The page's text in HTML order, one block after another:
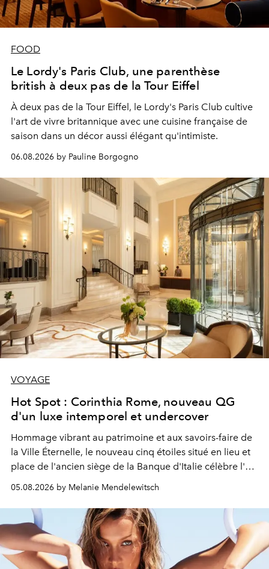
FOOD
Le Lordy's Paris Club, une parenthèse
british à deux pas de la Tour Eiffel
À deux pas de la Tour Eiffel, le Lordy's Paris Club cultive
l'art de vivre britannique avec une cuisine française de
saison dans un décor aussi élégant qu'intimiste.
06.08.2026 by Pauline Borgogno
VOYAGE
Hot Spot : Corinthia Rome, nouveau QG
d'un luxe intemporel et undercover
Hommage vibrant au patrimoine et aux savoirs-faire de
la Ville Éternelle, le nouveau cinq étoiles situé en lieu et
place de l'ancien siège de la Banque d'Italie célèbre l'art
de vivre Romain dans toute son élégance intemporelle.
05.08.2026 by Melanie Mendelewitsch